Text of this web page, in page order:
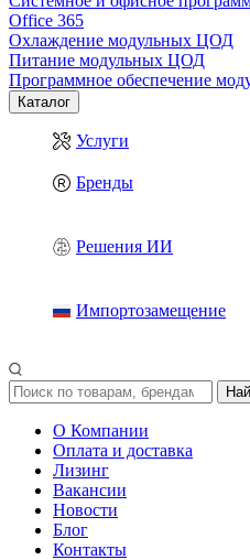
Office 365
Охлаждение модульных ЦОД
Питание модульных ЦОД
Программное обеспечение
Каталог
Услуги
Бренды
Решения ИИ
Импортозамещение
О Компании
Оплата и доставка
Лизинг
Вакансии
Новости
Блог
Контакты